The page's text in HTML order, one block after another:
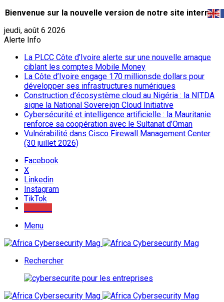
Bienvenue sur la nouvelle version de notre site internet.
jeudi, août 6 2026
Alerte Info
La PLCC Côte d’Ivoire alerte sur une nouvelle arnaque
ciblant les comptes Mobile Money
La Côte d’Ivoire engage 170 millionsde dollars pour
développer ses infrastructures numériques
Construction d’écosystème cloud au Nigéria : la NITDA
signe la National Sovereign Cloud Initiative
Cybersécurité et intelligence artificielle : la Mauritanie
renforce sa coopération avec le Sultanat d’Oman
Vulnérabilité dans Cisco Firewall Management Center
(30 juillet 2026)
Facebook
X
Linkedin
Instagram
TikTok
Menu
Rechercher